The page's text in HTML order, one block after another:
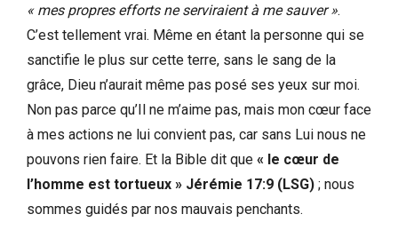
« mes propres efforts ne serviraient à me sauver ».
C’est tellement vrai. Même en étant la personne qui se
sanctifie le plus sur cette terre, sans le sang de la
grâce, Dieu n’aurait même pas posé ses yeux sur moi.
Non pas parce qu’Il ne m’aime pas, mais mon cœur face
à mes actions ne lui convient pas, car sans Lui nous ne
pouvons rien faire. Et la Bible dit que « le cœur de
l’homme est tortueux » Jérémie 17:9 (LSG) ; nous
sommes guidés par nos mauvais penchants.